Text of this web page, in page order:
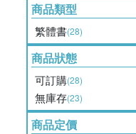
商品類型
繁體書(28)
商品狀態
可訂購(28)
無庫存(23)
商品定價